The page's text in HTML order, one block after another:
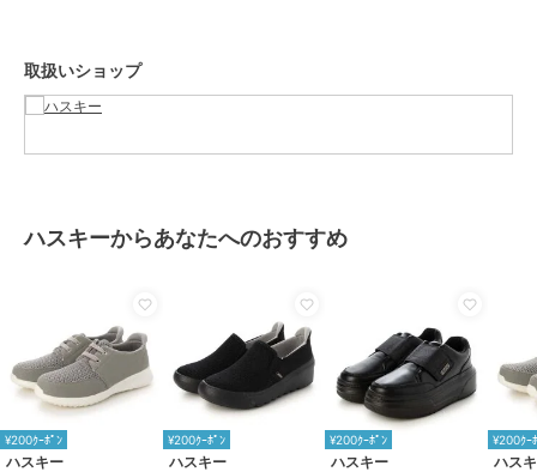
サイズ
素材
取扱いショップ
ハスキーからあなたへのおすすめ
¥200ｸｰﾎﾟﾝ
ハスキー
¥200ｸｰﾎﾟﾝ
ハスキー
¥200ｸｰﾎﾟﾝ
ハスキー
¥200ｸｰ
ハス